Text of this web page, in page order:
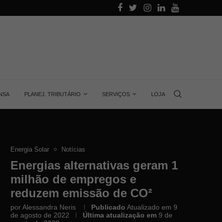
Aprenda quanta energia gera uma placa
PLANEJ. TRIBUTÁRIO SERVIÇOS LOJA
Energia Solar Notícias
Energias alternativas geram 1
milhão de empregos e
reduzem emissão de CO²
porAlessandra Neris Publicado Atualizado em 9
de agosto de 2022
Última atualização em 9 de